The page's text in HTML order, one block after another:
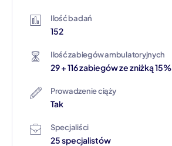
Ilość badań
152
Ilość zabiegów ambulatoryjnych
29 + 116 zabiegów ze zniżką 15%
Prowadzenie ciąży
Tak
Specjaliści
25 specjalistów